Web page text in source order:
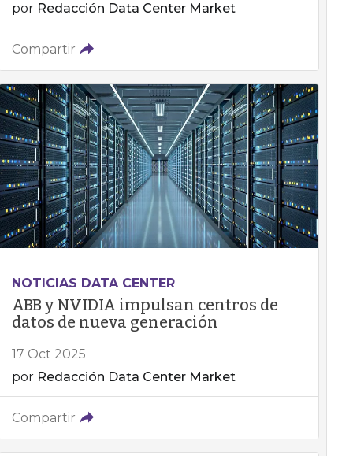
por Redacción Data Center Market
Compartir
NOTICIAS DATA CENTER
ABB y NVIDIA impulsan centros de
datos de nueva generación
17 Oct 2025
por Redacción Data Center Market
Compartir